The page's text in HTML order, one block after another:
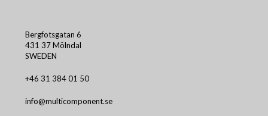
Bergfotsgatan 6
431 37 Mölndal
SWEDEN
+46 31 384 01 50
info@multicomponent.se